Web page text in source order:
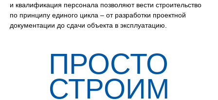
и квалификация персонала позволяют вести строительство
по принципу единого цикла – от разработки проектной
документации до сдачи объекта в эксплуатацию.
ПРОСТО
СТРОИМ